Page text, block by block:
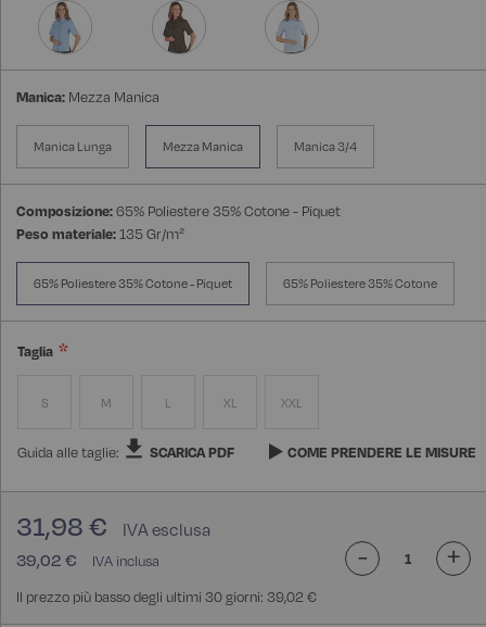
Manica: Mezza Manica
Manica Lunga Mezza Manica Manica 3/4
Composizione:65% Poliestere 35% Cotone - Piquet
Peso materiale:135 Gr/m²
65% Poliestere 35% Cotone - Piquet 65% Poliestere 35% Cotone
Taglia
S M L XL XXL
Guida alle taglie: SCARICA PDF COME PRENDERE LE MISURE
39,02 €
31,98 €
Il prezzo più basso degli ultimi 30 giorni: 39,02 €
- +